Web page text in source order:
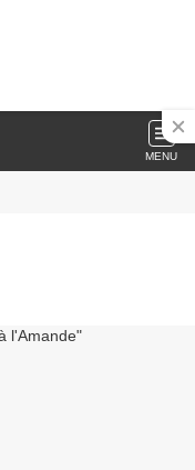
MENU